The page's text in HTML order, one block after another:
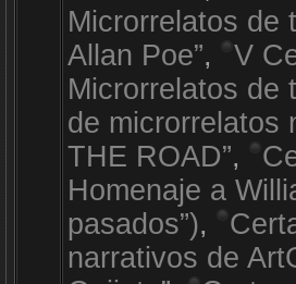
Microrrelatos de
Allan Poe”,
V
Microrrelatos de
de microrrelatos
THE ROAD”,
Homenaje a
pasados”),
narrativos de